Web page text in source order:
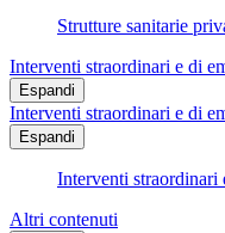
Strutture sanitarie
Interventi straordinari e di
Espandi
Interventi straordinari e di
Espandi
Interventi straordinari
Altri contenuti